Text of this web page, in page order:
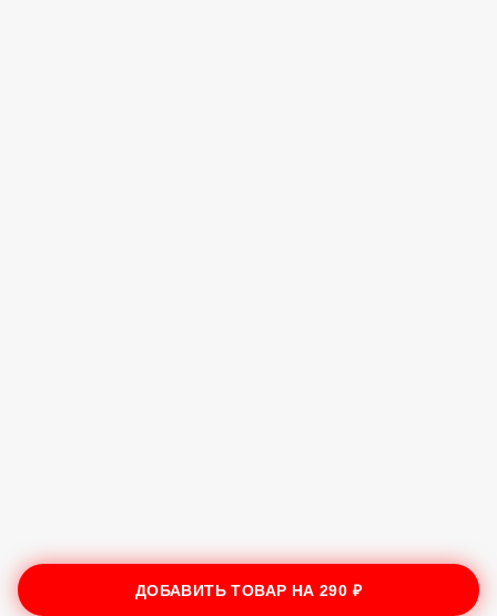
ДОБАВИТЬ ТОВАР НА290 ₽